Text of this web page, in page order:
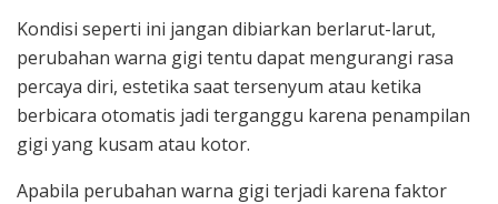
Kondisi seperti ini jangan dibiarkan berlarut-larut,
perubahan warna gigi tentu dapat mengurangi rasa
percaya diri, estetika saat tersenyum atau ketika
berbicara otomatis jadi terganggu karena penampilan
gigi yang kusam atau kotor.
Apabila perubahan warna gigi terjadi karena faktor